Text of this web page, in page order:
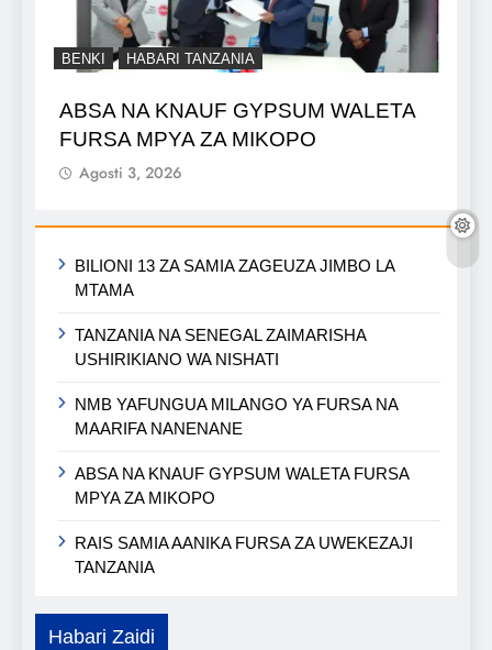
BENKI HABARI TANZANIA
ABSA NA KNAUF GYPSUM WALETA
FURSA MPYA ZA MIKOPO
Agosti 3, 2026
BILIONI 13 ZA SAMIA ZAGEUZA JIMBO LA
MTAMA
TANZANIA NA SENEGAL ZAIMARISHA
USHIRIKIANO WA NISHATI
NMB YAFUNGUA MILANGO YA FURSA NA
MAARIFA NANENANE
ABSA NA KNAUF GYPSUM WALETA FURSA
MPYA ZA MIKOPO
RAIS SAMIA AANIKA FURSA ZA UWEKEZAJI
TANZANIA
Habari Zaidi